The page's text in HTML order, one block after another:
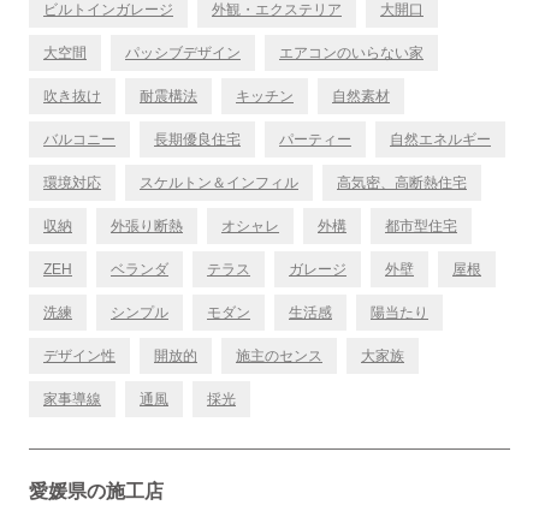
ビルトインガレージ 外観・エクステリア 大開口
大空間 パッシブデザイン エアコンのいらない家
吹き抜け 耐震構法 キッチン 自然素材
バルコニー 長期優良住宅 パーティー 自然エネルギー
環境対応 スケルトン＆インフィル 高気密、高断熱住宅
収納 外張り断熱 オシャレ 外構 都市型住宅
ZEH ベランダ テラス ガレージ 外壁 屋根
洗練 シンプル モダン 生活感 陽当たり
デザイン性 開放的 施主のセンス 大家族
家事導線 通風 採光
愛媛県の施工店